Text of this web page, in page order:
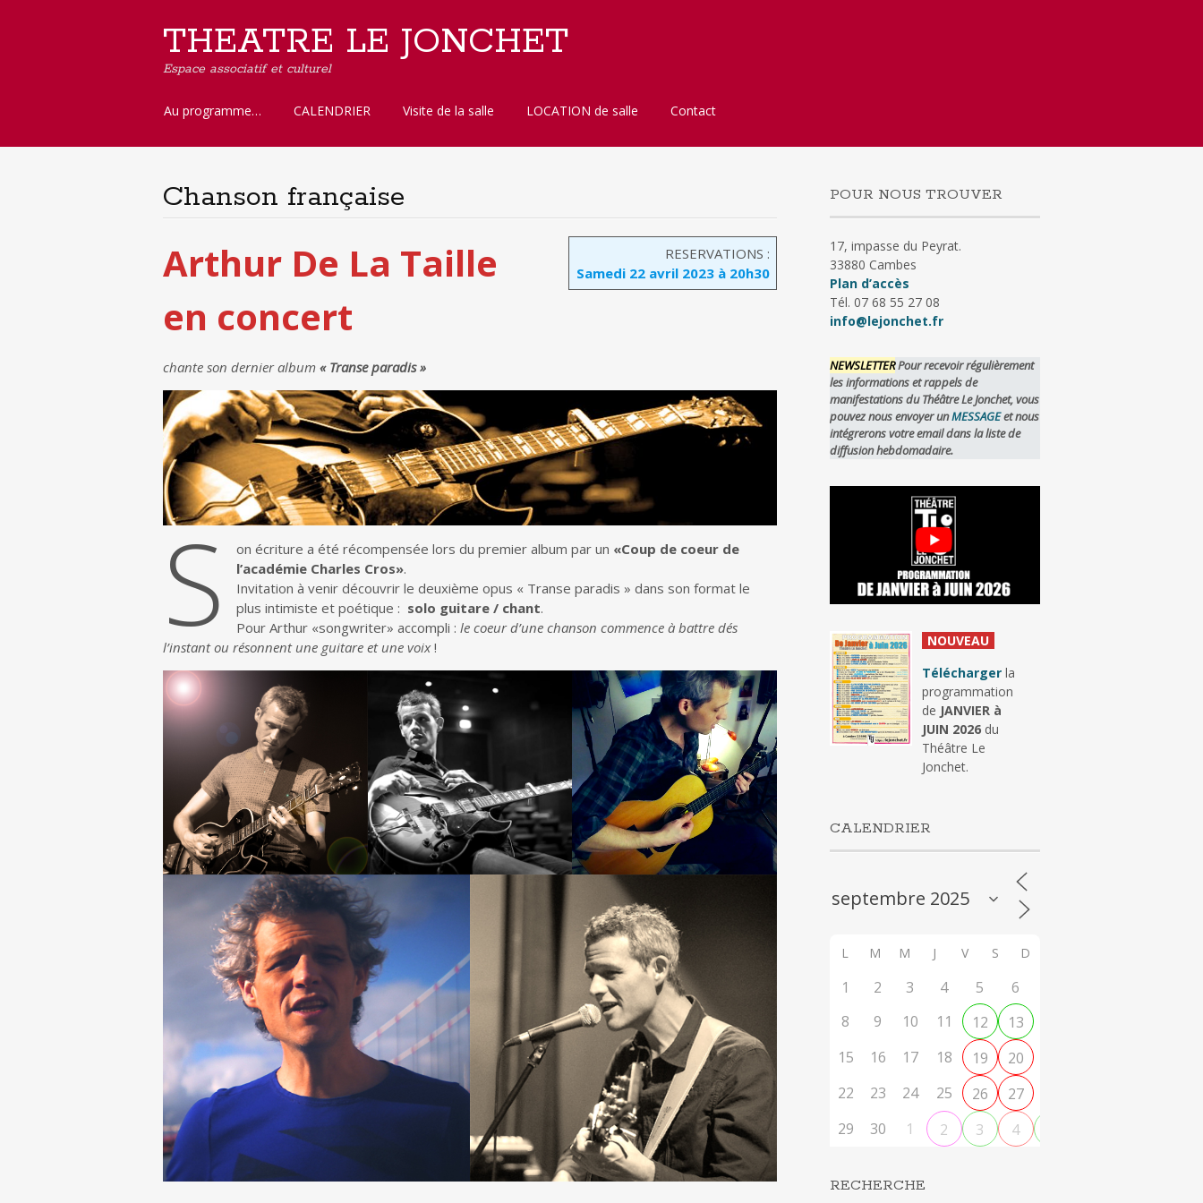
THEATRE LE JONCHET
Espace associatif et culturel
Aller
contenu
Au programme… CALENDRIER Visite de la salle LOCATION de salle Contact
Chanson française
RESERVATIONS :
Samedi 22 avril 2023 à 20h30
Arthur De La Taille
en concert
chante son dernier album « Transe paradis »
S on écriture a été récompensée lors du premier album par un «Coup de coeur de
l’académie Charles Cros».
Invitation à venir découvrir le deuxième opus « Transe paradis » dans son format le
plus intimiste et poétique : solo guitare / chant.
Pour Arthur «songwriter» accompli : le coeur d’une chanson commence à battre dés
l’instant ou résonnent une guitare et une voix!
POUR NOUS TROUVER
17, impasse du Peyrat.
33880 Cambes
Plan d’accès
Tél. 07 68 55 27 08
info@lejonchet.fr
NEWSLETTERPour recevoir régulièrement
les informations et rappels de
manifestations du Théâtre Le Jonchet, vous
pouvez nous envoyer unMESSAGEet nous
intégrerons votre email dans la liste de
diffusion hebdomadaire.
NOUVEAU
Télécharger la
programmation
de JANVIER à
JUIN 2026 du
Théâtre Le
Jonchet.
CALENDRIER
L M M J V S D
1 2 3 4 5 6
8
9 10 11 12 13
15
16 17 18 19 20
22
23 24 25 26 27
29
30 1 2 3 4
RECHERCHE